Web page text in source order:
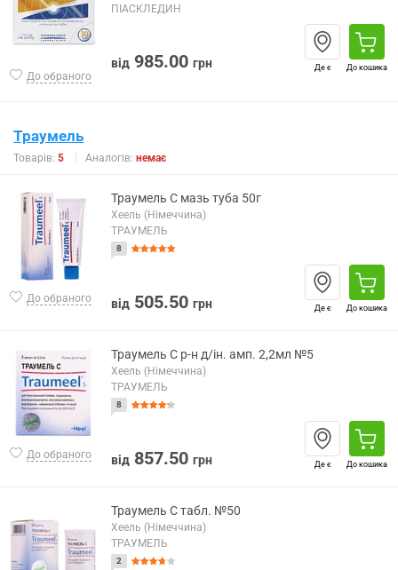
До обраного
ПІАСКЛЕДИН
від 985.00 грн Де є До кошика
Траумель
Товарів: 5 Аналогів: немає
До обраного
Траумель С мазь туба 50г
Хеель (Німеччина)
ТРАУМЕЛЬ
8
від 505.50 грн Де є До кошика
До обраного
Траумель С р-н д/ін. амп. 2,2мл №5
Хеель (Німеччина)
ТРАУМЕЛЬ
8
від 857.50 грн Де є До кошика
Траумель С табл. №50
Хеель (Німеччина)
ТРАУМЕЛЬ
2